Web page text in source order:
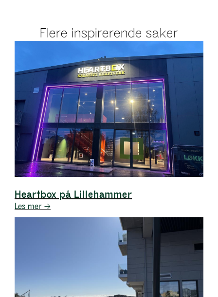
Flere inspirerende saker
Heartbox på Lillehammer
Les mer →